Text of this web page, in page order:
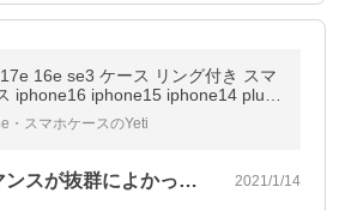
16e se3 ケース リング付き スマ
iphone16 iphone15 iphone14 plus i
mini ケース iphone16 pro ケース
き カバー 耐衝撃
・スマホケースのYeti
コストパフォーマンスが抜群によかったで… 2021/1/14